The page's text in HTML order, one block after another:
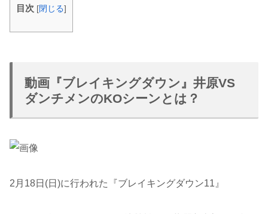
目次 [閉じる]
動画『ブレイキングダウン』井原VS
ダンチメンのKOシーンとは？
2月18日(日)に行われた『ブレイキングダウン11』